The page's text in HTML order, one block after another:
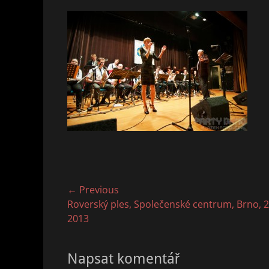
Navigace
pro
← Previous
Previous
post:
Roverský ples, Společenské centrum, Brno,
2013
Napsat komentář